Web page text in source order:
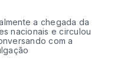
a chegada da
nacionais e ‌ ‌circulou
com a